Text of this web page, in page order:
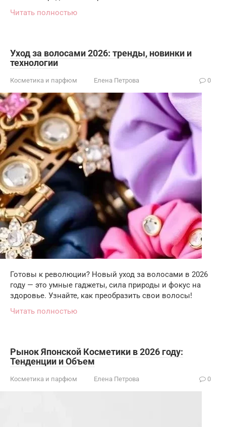
Читать полностью
Уход за волосами 2026: тренды, новинки и
технологии
Косметика и парфюм Елена Петрова 0
Готовы к революции? Новый уход за волосами в 2026
году — это умные гаджеты, сила природы и фокус на
здоровье. Узнайте, как преобразить свои волосы!
Читать полностью
Рынок Японской Косметики в 2026 году:
Тенденции и Объем
Косметика и парфюм Елена Петрова 0